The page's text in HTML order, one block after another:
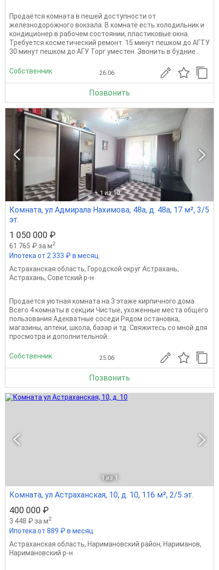
Продаётся комната в пешей доступности от
железнодорожного вокзала. В комнате есть холодильник и
кондиционер в рабочем состоянии, пластиковые окна.
Требуется косметический ремонт. 15 минут пешком до АГТУ
30 минут пешком до АГУ Торг уместен. Звонить в будние...
Собственник 26.06
Позвонить
1 из 10
Комната, ул Адмирала Нахимова, 48а, д. 48а, 17 м², 3/5
эт.
1 050 000 ₽
61 765 ₽ за м2
Ипотека от 2 333 ₽ в месяц
Астраханская область, Городской округ Астрахань,
Астрахань, Советский р-н
Продается уютная комната на 3 этаже кирпичного дома
Всего 4 комнаты в секции Чистые, ухоженные места общего
пользования Адекватные соседи Рядом остановка,
магазины, аптеки, школа, базар и тд. Свяжитесь со мной для
просмотра и дополнительной...
Собственник 25.06
Позвонить
1 из 1
Комната, ул Астраханская, 10, д. 10, 116 м², 2/5 эт.
400 000 ₽
3 448 ₽ за м2
Ипотека от 889 ₽ в месяц
Астраханская область, Наримановский район, Нариманов,
Наримановский р-н